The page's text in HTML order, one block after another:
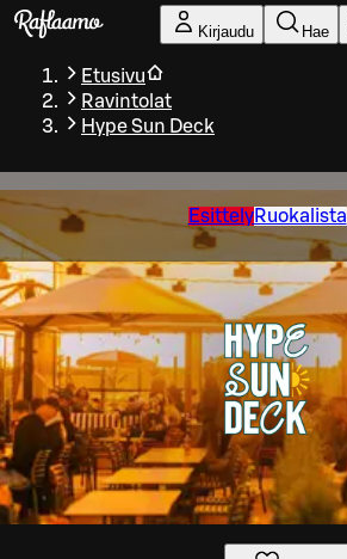
Siirry pääsisältöön
Kirjaudu Hae
Etusivu
Ravintolat
Hype Sun Deck
EsittelyRuokalista